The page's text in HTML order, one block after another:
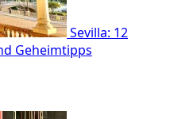
Sevilla: 12
Geheimtipps